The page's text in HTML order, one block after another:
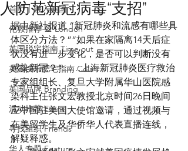
首页丨融入英国
伦敦推荐 🎡 London
英国脱宅指南 Time out
英国快乐肥宅指南 Cola
英国品牌 Branding
活动推荐 Event
寻找组织 Friends
华人专题 Feature
人防范新冠病毒“支招”
据中新社报道 “新冠肺炎和流感有哪些具
体区分方法？”“如果在家隔离14天后症
状没有进一步变化，是否可以判断没有
感染新冠？”……上海新冠肺炎医疗救治
专家组组长、复旦大学附属华山医院感
染科主任张文宏教授北京时间26日晚间
应中国驻美国大使馆邀请，通过视频与
在美留学生及华侨华人代表直播连线，
解疑释惑。